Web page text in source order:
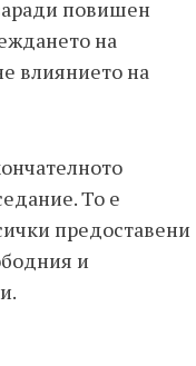
повишен
на
влиянието на
То е
предоставени
и